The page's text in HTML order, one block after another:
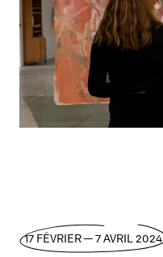
17 FÉVRIER — 7 AVRIL 2024